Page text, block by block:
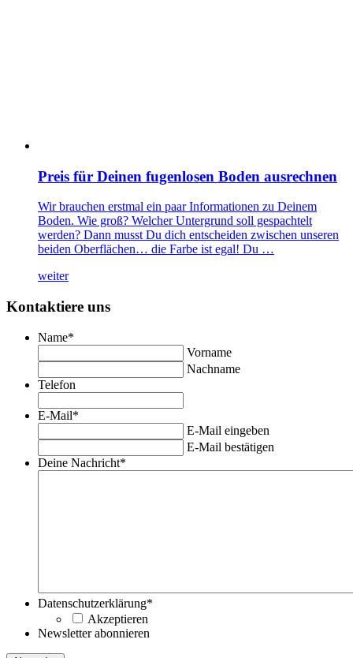
Preis für Deinen fugenlosen Boden ausrechnen
Wir brauchen erstmal ein paar Informationen zu Deinem
Boden. Wie groß? Welcher Untergrund soll gespachtelt
werden? Dann musst Du dich entscheiden zwischen unseren
beiden Oberflächen… die Farbe ist egal! Du …
weiter
Kontaktiere uns
Name*
Vorname
Nachname
Telefon
E-Mail*
E-Mail eingeben
E-Mail bestätigen
Deine Nachricht*
Datenschutzerklärung*
Akzeptieren
Newsletter abonnieren